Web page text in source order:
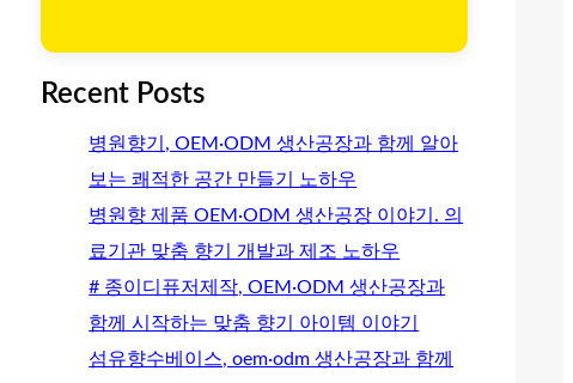
Recent Posts
병원향기, OEM·ODM 생산공장과 함께 알아
보는 쾌적한 공간 만들기 노하우
병원향 제품 OEM·ODM 생산공장 이야기. 의
료기관 맞춤 향기 개발과 제조 노하우
# 종이디퓨저제작, OEM·ODM 생산공장과
함께 시작하는 맞춤 향기 아이템 이야기
섬유향수베이스, oem·odm 생산공장과 함께